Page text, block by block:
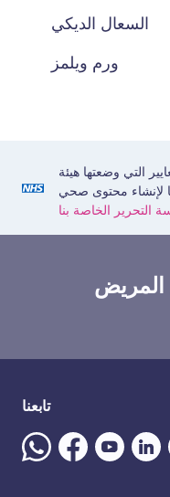
السعال الديكي
ورم ويلمز
التي وضعتها هيئة
المريض
تابعنا